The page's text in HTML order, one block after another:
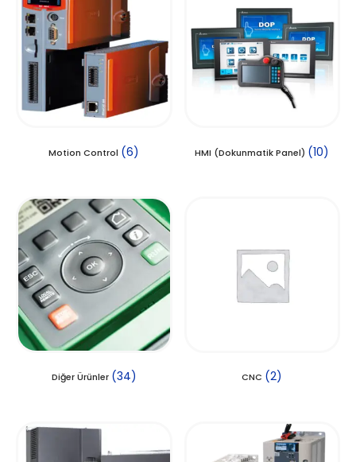
Motion Control (6) HMI (Dokunmatik Panel) (10)
Diğer Ürünler (34) CNC (2)